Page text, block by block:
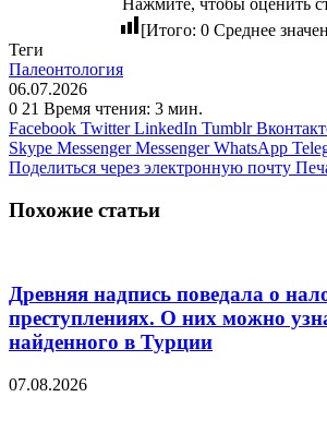
[Итого: 0 Среднее
Теги
Палеонтология
06.07.2026
0 21 Время чтения: 3 мин.
Facebook Twitter LinkedIn Tumblr
Skype Messenger Messenger WhatsApp
Поделиться через электронную почту
Похожие статьи
Древняя надпись поведала о
преступлениях. О них можно
найденного в Турции
07.08.2026